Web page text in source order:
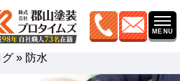
グ » 防水